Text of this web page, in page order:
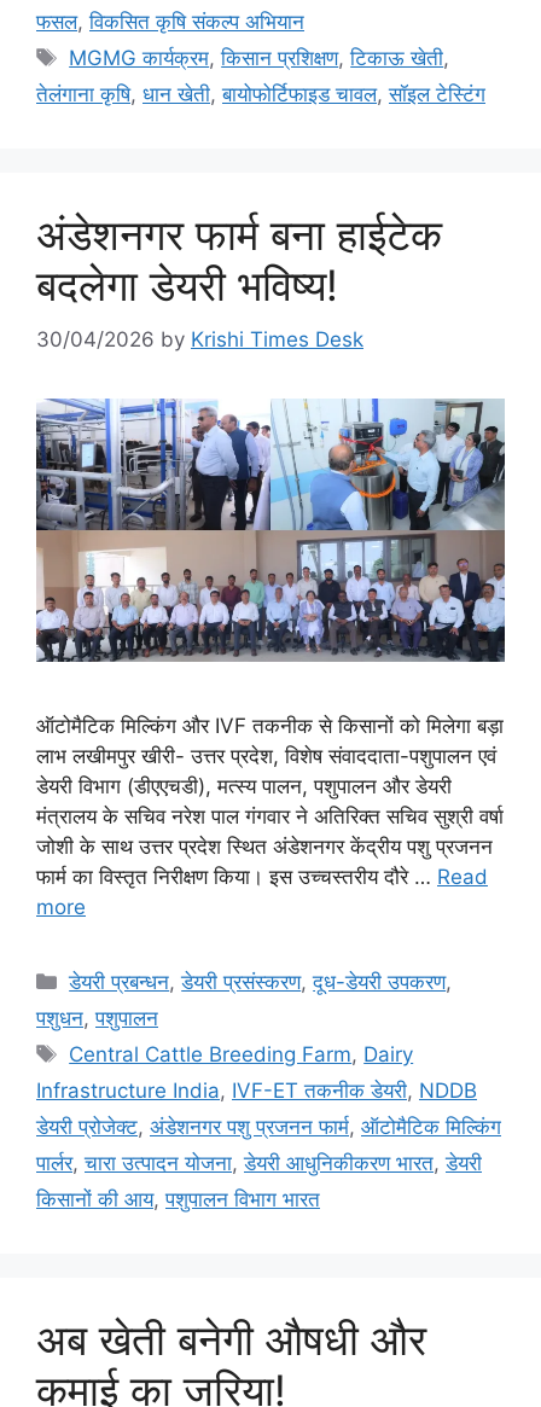
फसल,विकसित कृषि संकल्प अभियान
MGMG कार्यक्रम,किसान प्रशिक्षण,टिकाऊ खेती,
तेलंगाना कृषि, धान खेती,बायोफोर्टिफाइड चावल,सॉइल टेस्टिंग
अंडेशनगर फार्म बना हाईटेक
बदलेगा डेयरी भविष्य!
30/04/2026 by Krishi Times Desk
ऑटोमैटिक मिल्किंग और IVF तकनीक से किसानों को मिलेगा बड़ा
लाभ लखीमपुर खीरी- उत्तर प्रदेश, विशेष संवाददाता-पशुपालन एवं
डेयरी विभाग (डीएएचडी), मत्स्य पालन, पशुपालन और डेयरी
मंत्रालय के सचिव नरेश पाल गंगवार ने अतिरिक्त सचिव सुश्री वर्षा
जोशी के साथ उत्तर प्रदेश स्थित अंडेशनगर केंद्रीय पशु प्रजनन
फार्म का विस्तृत निरीक्षण किया। इस उच्चस्तरीय दौरे … Read
more
डेयरी प्रबन्धन,डेयरी प्रसंस्करण,दूध-डेयरी उपकरण,
पशुधन,पशुपालन
Central Cattle Breeding Farm, Dairy
Infrastructure India, IVF-ET तकनीक डेयरी, NDDB
डेयरी प्रोजेक्ट, अंडेशनगर पशु प्रजनन फार्म, ऑटोमैटिक मिल्किंग
पार्लर,चारा उत्पादन योजना,डेयरी आधुनिकीकरण भारत,डेयरी
किसानों की आय,पशुपालन विभाग भारत
अब खेती बनेगी औषधी और
कमाई का जरिया!